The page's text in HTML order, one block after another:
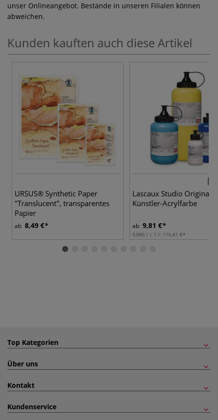
unser Onlineangebot. Bestände in unseren Filialen können
abweichen.
Kunden kauften auch diese Artikel
URSUS® Synthetic Paper
"Translucent", transparentes
Papier
ab 8,49 €
Lascaux Studio Original
Künstler-Acrylfarbe
ab 9,81 €
0,085 l | 1 l: 115,41 €
Top Kategorien
Über uns
Kontakt
Kundenservice